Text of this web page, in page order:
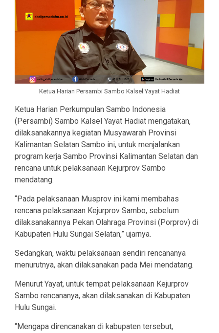
Ketua Harian Persambi Sambo Kalsel Yayat Hadiat
Ketua Harian Perkumpulan Sambo Indonesia
(Persambi) Sambo Kalsel Yayat Hadiat mengatakan,
dilaksanakannya kegiatan Musyawarah Provinsi
Kalimantan Selatan Sambo ini, untuk menjalankan
program kerja Sambo Provinsi Kalimantan Selatan dan
rencana untuk pelaksanaan Kejurprov Sambo
mendatang.
“Pada pelaksanaan Musprov ini kami membahas
rencana pelaksanaan Kejurprov Sambo, sebelum
dilaksanakannya Pekan Olahraga Provinsi (Porprov) di
Kabupaten Hulu Sungai Selatan,” ujarnya.
Sedangkan, waktu pelaksanaan sendiri rencananya
menurutnya, akan dilaksanakan pada Mei mendatang.
Menurut Yayat, untuk tempat pelaksanaan Kejurprov
Sambo rencananya, akan dilaksanakan di Kabupaten
Hulu Sungai.
“Mengapa direncanakan di kabupaten tersebut,